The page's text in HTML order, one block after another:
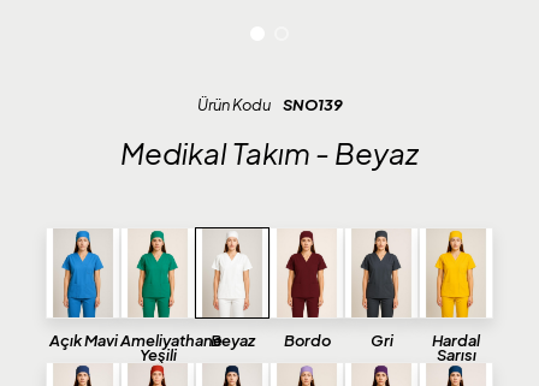
Ürün Kodu SNO139
Medikal Takım - Beyaz
Açık MaviAmeliyathane
Yeşili
Beyaz Bordo Gri Hardal
Sarısı